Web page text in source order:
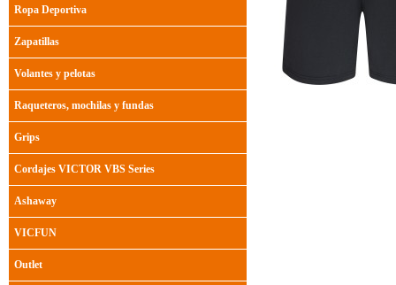
Ropa Deportiva
Zapatillas
Volantes y pelotas
Raqueteros, mochilas y fundas
Grips
Cordajes VICTOR VBS Series
Ashaway
VICFUN
Outlet